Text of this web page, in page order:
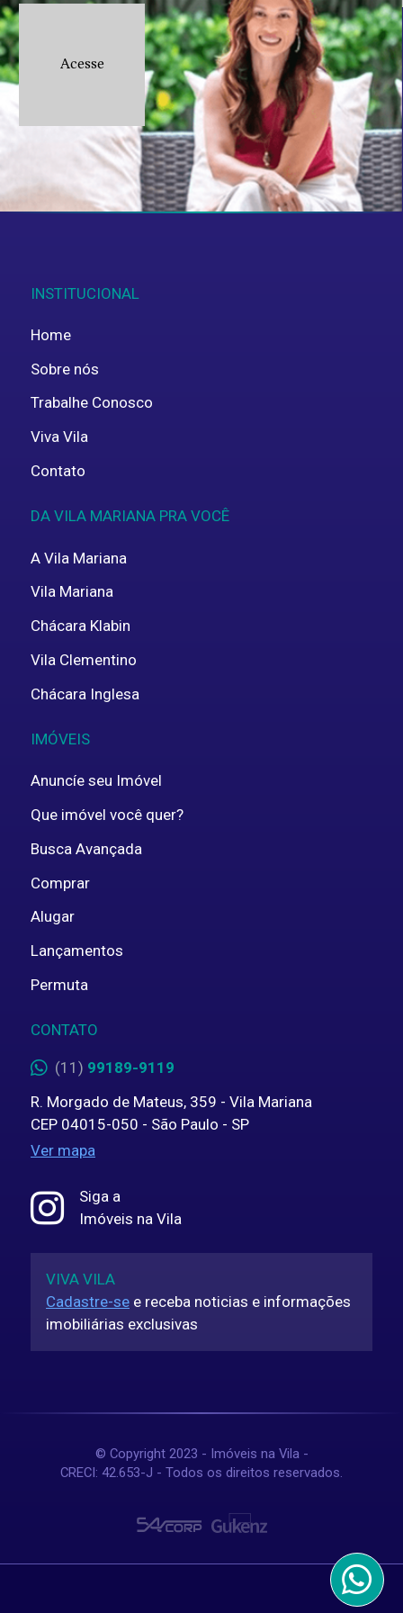
Aceito fornecer estes dados pessoais para
uso interno, em concordância com apolítica de
privacidade.
ENVIAR
Acesse
INSTITUCIONAL
Home
Sobre nós
Trabalhe Conosco
Viva Vila
Contato
DA VILA MARIANA PRA VOCÊ
A Vila Mariana
Vila Mariana
Chácara Klabin
Vila Clementino
Chácara Inglesa
IMÓVEIS
Anuncíe seu Imóvel
Que imóvel você quer?
Busca Avançada
Comprar
Alugar
Lançamentos
Permuta
CONTATO
(11) 99189-9119
R. Morgado de Mateus, 359 - Vila Mariana
CEP 04015-050 - São Paulo - SP
Ver mapa
Siga a
Imóveis na Vila
VIVA VILA
Cadastre-se e receba noticias e informações
imobiliárias exclusivas
© Copyright 2023 - Imóveis na Vila -
CRECI: 42.653-J - Todos os direitos reservados.